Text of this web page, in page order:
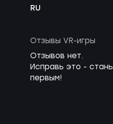
RU
Отзывы VR-игры
Отзывов нет.
Исправь это - стань
первым!